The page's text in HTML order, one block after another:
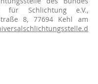
für Schlichtung e.V.,
8, 77694 Kehl am